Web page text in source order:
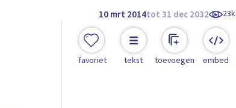
10 mrt 2014tot 31 dec 2032 23k
favoriet tekst toevoegen embed